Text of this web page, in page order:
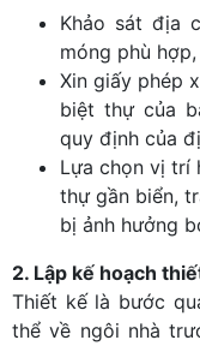
Khảo sát địa
móng phù
Xin giấy phép
biệt thự của
quy định của
Lựa chọn vị trí
thự gần biển,
bị ảnh hưởng
2. Lập kế hoạch
Thiết kế là bước
thể về ngôi nhà